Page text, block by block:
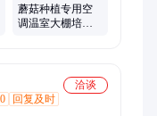
蘑菇种植专用空
调温室大棚培育
洽谈
回复及时